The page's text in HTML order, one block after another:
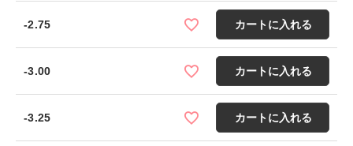
-2.75 カートに入れる
-3.00 カートに入れる
-3.25 カートに入れる